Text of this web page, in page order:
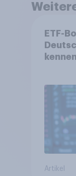
ETF-
Artikel